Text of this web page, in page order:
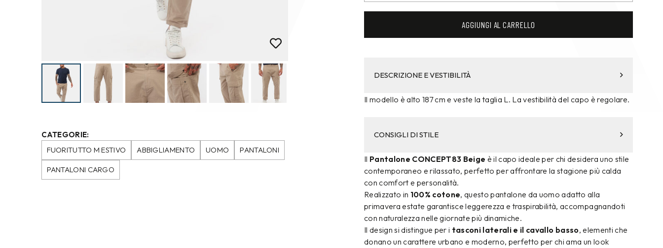
CATEGORIE:
FUORITUTTO M ESTIVO
ABBIGLIAMENTO UOMO PANTALONI
PANTALONI CARGO
AGGIUNGI AL CARRELLO
DESCRIZIONE E VESTIBILITÀ
Il modello è alto 187 cm e veste la taglia L. La vestibilità del capo è regolare.
CONSIGLI DI STILE
Il Pantalone CONCEPT83 Beige è il capo ideale per chi desidera uno stile
contemporaneo e rilassato, perfetto per affrontare la stagione più calda
con comfort e personalità.
Realizzato in 100% cotone, questo pantalone da uomo adatto alla
primavera estate garantisce leggerezza e traspirabilità, accompagnandoti
con naturalezza nelle giornate più dinamiche.
Il design si distingue per i tasconi laterali e il cavallo basso, elementi che
donano un carattere urbano e moderno, perfetto per chi ama un look